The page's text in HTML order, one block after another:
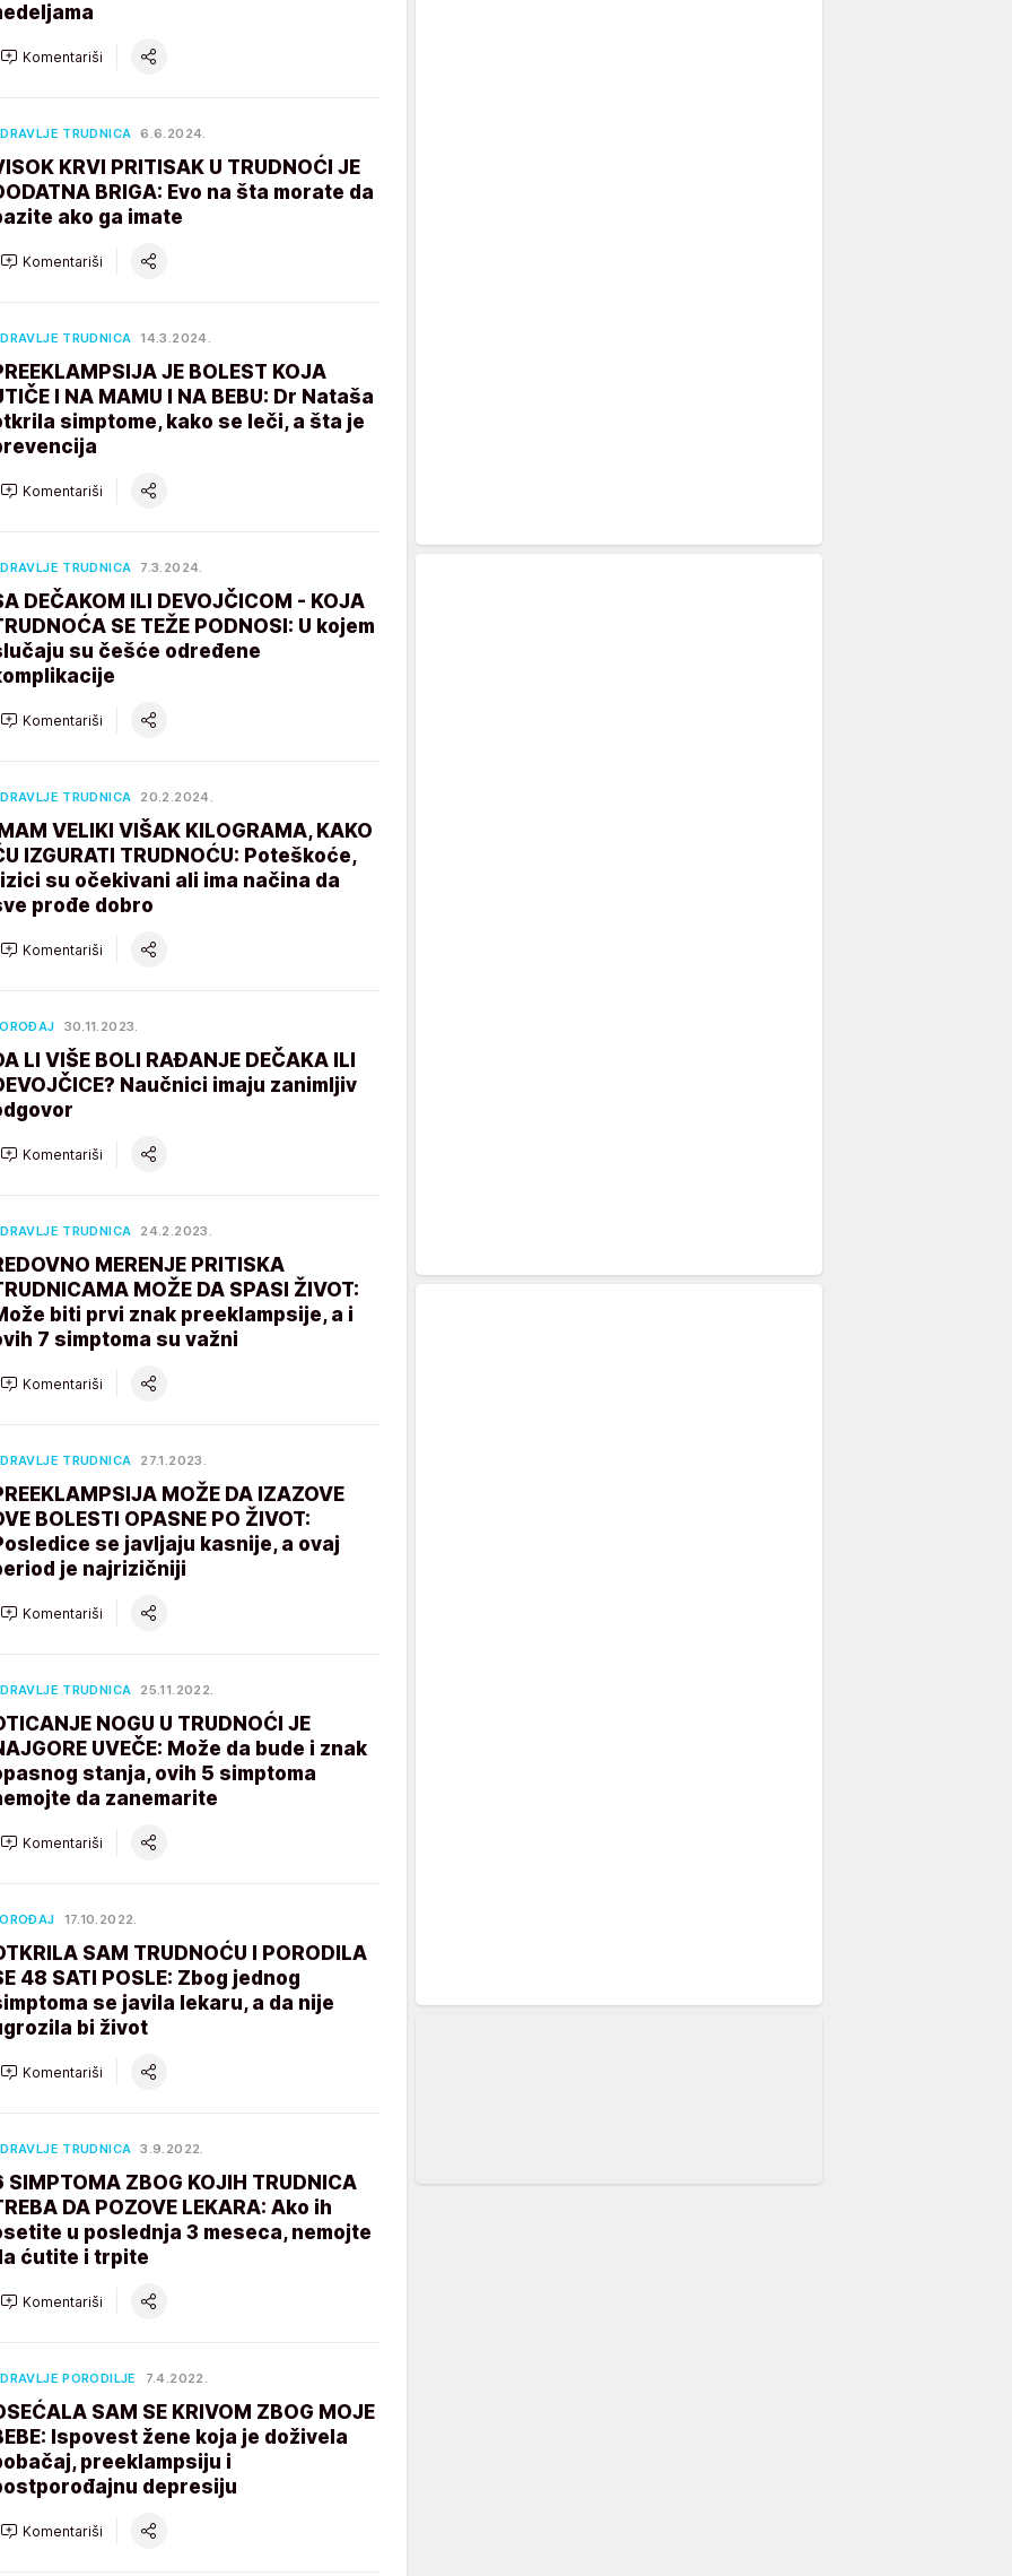
Komentariši
TRUDNICA 6.6.2024.
KRVI PRITISAK U TRUDNOĆI JE
BRIGA: Evo na šta morate da
ako ga imate
Komentariši
TRUDNICA 14.3.2024.
JE BOLEST KOJA
I NA MAMU I NA BEBU: Dr Nataša
simptome, kako se leči, a šta je
Komentariši
TRUDNICA 7.3.2024.
DEČAKOM ILI DEVOJČICOM - KOJA
SE TEŽE PODNOSI: U kojem
su češće određene
Komentariši
TRUDNICA 20.2.2024.
VELIKI VIŠAK KILOGRAMA, KAKO
IZGURATI TRUDNOĆU: Poteškoće,
su očekivani ali ima načina da
prođe dobro
Komentariši
30.11.2023.
LI VIŠE BOLI RAĐANJE DEČAKA ILI
Naučnici imaju zanimljiv
Komentariši
TRUDNICA 24.2.2023.
MERENJE PRITISKA
MOŽE DA SPASI ŽIVOT:
biti prvi znak preeklampsije, a i
7 simptoma su važni
Komentariši
TRUDNICA 27.1.2023.
MOŽE DA IZAZOVE
BOLESTI OPASNE PO ŽIVOT:
se javljaju kasnije, a ovaj
je najrizičniji
Komentariši
TRUDNICA 25.11.2022.
NOGU U TRUDNOĆI JE
UVEČE: Može da bude i znak
stanja, ovih 5 simptoma
da zanemarite
Komentariši
17.10.2022.
SAM TRUDNOĆU I PORODILA
48 SATI POSLE: Zbog jednog
se javila lekaru, a da nije
bi život
Komentariši
TRUDNICA 3.9.2022.
SIMPTOMA ZBOG KOJIH TRUDNICA
DA POZOVE LEKARA: Ako ih
u poslednja 3 meseca, nemojte
ćutite i trpite
Komentariši
PORODILJE 7.4.2022.
SAM SE KRIVOM ZBOG MOJE
Ispovest žene koja je doživela
preeklampsiju i
depresiju
Komentariši